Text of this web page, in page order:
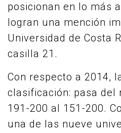
posicionan en lo más
logran una mención
Universidad de Costa
casilla 21.
Con respecto a 2014,
clasificación: pasa del
191-200 al 151-200.
una de las nueve